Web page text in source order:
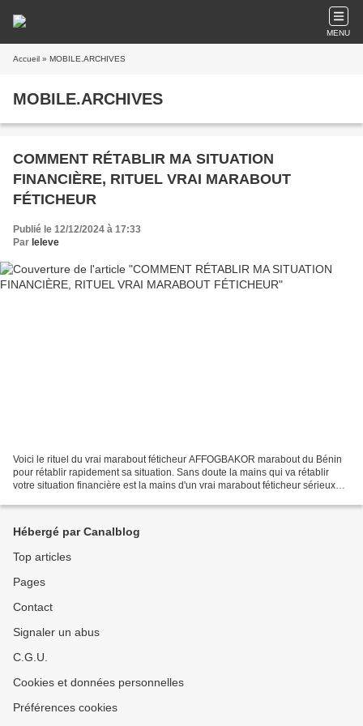
MENU
Accueil » MOBILE.ARCHIVES
MOBILE.ARCHIVES
COMMENT RÉTABLIR MA SITUATION
FINANCIÈRE, RITUEL VRAI MARABOUT
FÉTICHEUR
Publié le 12/12/2024 à 17:33
Par leleve
Voici le rituel du vrai marabout féticheur AFFOGBAKOR marabout du Bénin
pour rétablir rapidement sa situation. Sans doute la mains qui va rétablir
votre situation financière est la mains d'un vrai marabout féticheur sérieux
Hébergé par Canalblog
Top articles
Pages
Contact
Signaler un abus
C.G.U.
Cookies et données personnelles
Préférences cookies